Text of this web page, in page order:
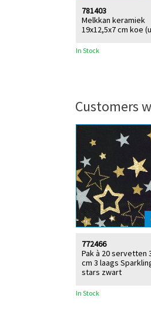
Melkkan keramiek
19x12,5x7 cm koe
781403
In Stock
Customers
Pak à 20 servetten
cm 3 laags
stars zwart
772466
In Stock